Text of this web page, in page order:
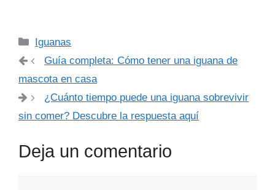
Categorías
Iguanas
Guía completa: Cómo tener una iguana de
mascota en casa
¿Cuánto tiempo puede una iguana sobrevivir
sin comer? Descubre la respuesta aquí
Deja un comentario